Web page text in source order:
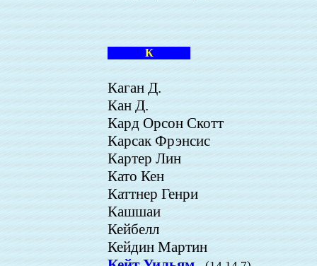
К
Каган Д.
Кан Д.
Кард Орсон Скотт
Карсак Фрэнсис
Картер Лин
Като Кен
Каттнер Генри
Кашшаи
Кейбелл
Кейдин Мартин